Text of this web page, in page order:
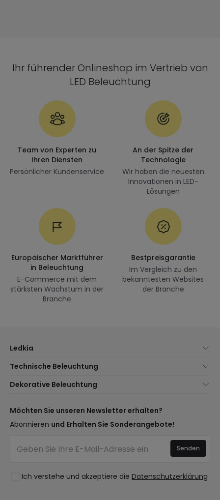
Ihr führender Onlineshop im Vertrieb von
LED Beleuchtung
Team von Experten zu
Ihren Diensten
Persönlicher Kundenservice
An der Spitze der
Technologie
Wir haben die neuesten
Innovationen in LED-
Lösungen
Europäischer Marktführer
in Beleuchtung
E-Commerce mit dem
stärksten Wachstum in der
Branche
Bestpreisgarantie
Im Vergleich zu den
bekanntesten Websites
der Branche
Ledkia
Kundenservice
Versandmethoden
Sind Sie ein Profi?
Häufig gestellte Fragen (FAQ)
Technische Beleuchtung
Marken
Beleuchtung für Unternehmen
Dekorative Beleuchtung
Trends
Premium-Dekor-Marken
Räume
Kollektionen
Möchten Sie unseren Newsletter erhalten?
Abonnieren und Erhalten Sie Sonderangebote!
Ich verstehe und akzeptiere die Datenschutzerklärung
Senden